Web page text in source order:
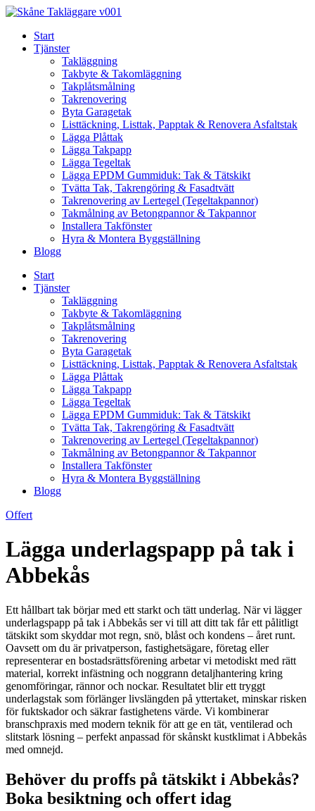
Skip
contentStart
Tjänster
Takläggning
Takbyte & Takomläggning
Takplåtsmålning
Takrenovering
Byta Garagetak
Listtäckning, Listtak, Papptak & Renovera Asfaltstak
Lägga Plåttak
Lägga Takpapp
Lägga Tegeltak
Lägga EPDM Gummiduk: Tak & Tätskikt
Tvätta Tak, Takrengöring & Fasadtvätt
Takrenovering av Lertegel (Tegeltakpannor)
Takmålning av Betongpannor & Takpannor
Installera Takfönster
Hyra & Montera Byggställning
Blogg
Start
Tjänster
Takläggning
Takbyte & Takomläggning
Takplåtsmålning
Takrenovering
Byta Garagetak
Listtäckning, Listtak, Papptak & Renovera Asfaltstak
Lägga Plåttak
Lägga Takpapp
Lägga Tegeltak
Lägga EPDM Gummiduk: Tak & Tätskikt
Tvätta Tak, Takrengöring & Fasadtvätt
Takrenovering av Lertegel (Tegeltakpannor)
Takmålning av Betongpannor & Takpannor
Installera Takfönster
Hyra & Montera Byggställning
Blogg
Offert
Lägga underlagspapp på tak i
Abbekås
Ett hållbart tak börjar med ett starkt och tätt underlag. När vi lägger
underlagspapp på tak i Abbekås ser vi till att ditt tak får ett pålitligt
tätskikt som skyddar mot regn, snö, blåst och kondens – året runt.
Oavsett om du är privatperson, fastighetsägare, företag eller
representerar en bostadsrättsförening arbetar vi metodiskt med rätt
material, korrekt infästning och noggrann detaljhantering kring
genomföringar, rännor och nockar. Resultatet blir ett tryggt
underlagstak som förlänger livslängden på yttertaket, minskar risken
för fuktskador och säkrar fastighetens värde. Vi kombinerar
branschpraxis med modern teknik för att ge en tät, ventilerad och
slitstark lösning – perfekt anpassad för skånskt kustklimat i Abbekås
med omnejd.
Behöver du proffs på tätskikt i Abbekås?
Boka besiktning och offert idag